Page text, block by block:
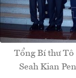
Tổng Bí thư Tô
Seah Kian